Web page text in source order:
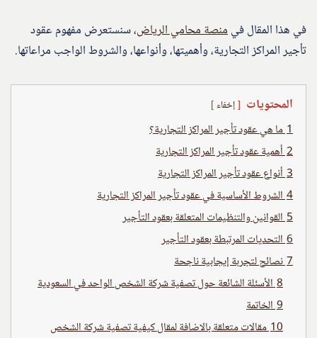
في هذا المقال فيمنصة محامي الرياض، سنستعرض مفهوم عقود
تأجير المراكز التجارية، وأهميتها، وأنواعها، والشروط الواجب مراعاتها.
المحتويات إخفاء
1ما هي عقود تأجير المراكز التجارية؟
2أهمية عقود تأجير المراكز التجارية
3أنواع عقود تأجير المراكز التجارية
4الشروط الأساسية في عقود تأجير المراكز التجارية
5القوانين والتنظيمات المتعلقة بعقود التأجير
6التحديات المرتبطة بعقود التأجير
7نصائح لتجربة إيجابية ناجحة
8الأسئلة الشائعة حول تصفية شركة الشخص الواحد في السعودية
9الخاتمة
10مقالات متعلقة بالاضافة لمقال كيفية تصفية شركة الشخص